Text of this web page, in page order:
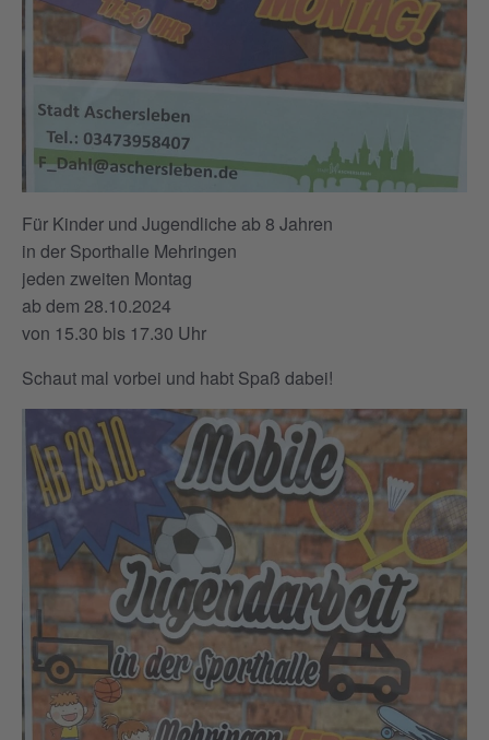
Für Kinder und Jugendliche ab 8 Jahren
in der Sporthalle Mehringen
jeden zweiten Montag
ab dem 28.10.2024
von 15.30 bis 17.30 Uhr
Schaut mal vorbei und habt Spaß dabei!